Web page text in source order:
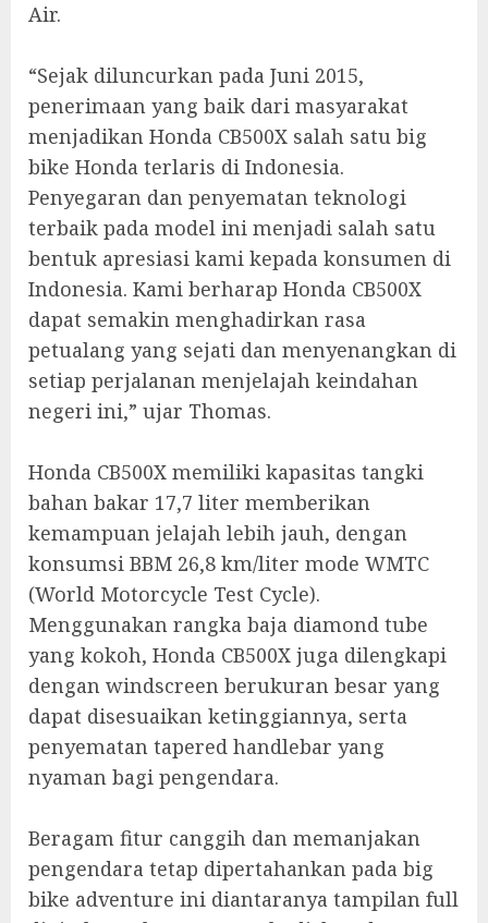
Air.
“Sejak diluncurkan pada Juni 2015,
penerimaan yang baik dari masyarakat
menjadikan Honda CB500X salah satu big
bike Honda terlaris di Indonesia.
Penyegaran dan penyematan teknologi
terbaik pada model ini menjadi salah satu
bentuk apresiasi kami kepada konsumen di
Indonesia. Kami berharap Honda CB500X
dapat semakin menghadirkan rasa
petualang yang sejati dan menyenangkan di
setiap perjalanan menjelajah keindahan
negeri ini,” ujar Thomas.
Honda CB500X memiliki kapasitas tangki
bahan bakar 17,7 liter memberikan
kemampuan jelajah lebih jauh, dengan
konsumsi BBM 26,8 km/liter mode WMTC
(World Motorcycle Test Cycle).
Menggunakan rangka baja diamond tube
yang kokoh, Honda CB500X juga dilengkapi
dengan windscreen berukuran besar yang
dapat disesuaikan ketinggiannya, serta
penyematan tapered handlebar yang
nyaman bagi pengendara.
Beragam fitur canggih dan memanjakan
pengendara tetap dipertahankan pada big
bike adventure ini diantaranya tampilan full